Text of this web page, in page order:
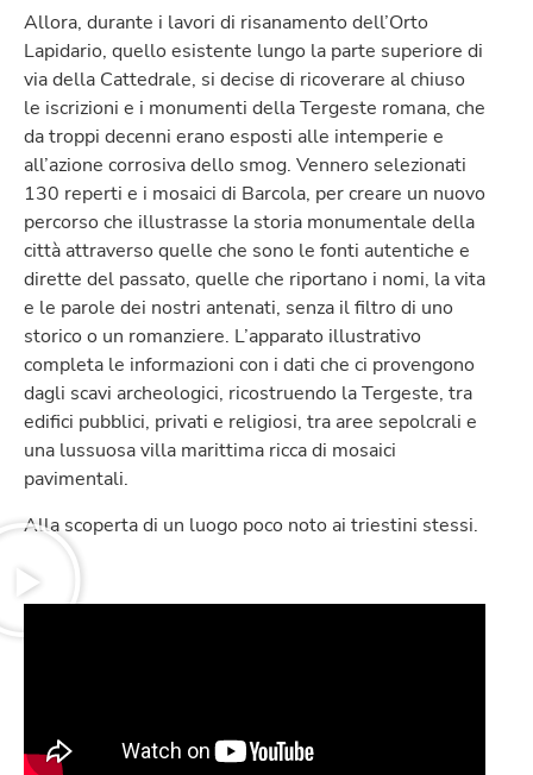
Allora, durante i lavori di risanamento dell’Orto
Lapidario, quello esistente lungo la parte superiore di
via della Cattedrale, si decise di ricoverare al chiuso
le iscrizioni e i monumenti della Tergeste romana, che
da troppi decenni erano esposti alle intemperie e
all’azione corrosiva dello smog. Vennero selezionati
130 reperti e i mosaici di Barcola, per creare un nuovo
percorso che illustrasse la storia monumentale della
città attraverso quelle che sono le fonti autentiche e
dirette del passato, quelle che riportano i nomi, la vita
e le parole dei nostri antenati, senza il filtro di uno
storico o un romanziere. L’apparato illustrativo
completa le informazioni con i dati che ci provengono
dagli scavi archeologici, ricostruendo la Tergeste, tra
edifici pubblici, privati e religiosi, tra aree sepolcrali e
una lussuosa villa marittima ricca di mosaici
pavimentali.
Alla scoperta di un luogo poco noto ai triestini stessi.